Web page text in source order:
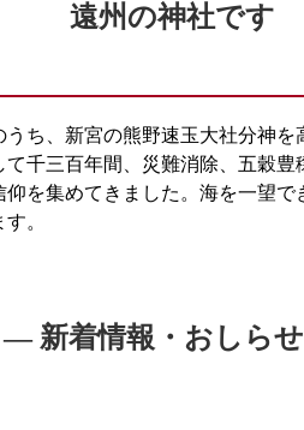
遠州の神社です
ち、新宮の熊野速玉大社分神
千三百年間、災難消除、五穀
を集めてきました。海を一望
。
― 新着情報・おしら